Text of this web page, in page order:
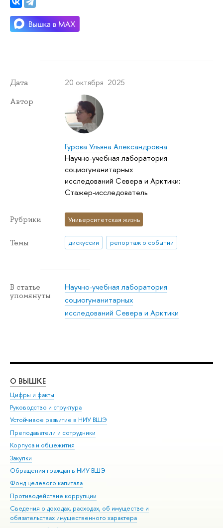
Дата 20 октября 2025
Автор
Гурова Ульяна Александровна
Научно-учебная лаборатория
социогуманитарных
исследований Севера и Арктики:
Стажер-исследователь
Рубрики Университетская жизнь
Темы дискуссии репортаж о событии
В статье
упомянуты
Научно-учебная лаборатория
социогуманитарных
исследований Севера и Арктики
О ВЫШКЕ
Цифры и факты
Руководство и структура
Устойчивое развитие в НИУ ВШЭ
Преподаватели и сотрудники
Корпуса и общежития
Закупки
Обращения граждан в НИУ ВШЭ
Фонд целевого капитала
Противодействие коррупции
Сведения о доходах, расходах, об имуществе и
обязательствах имущественного характера